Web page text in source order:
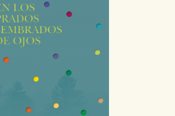
política de cookies